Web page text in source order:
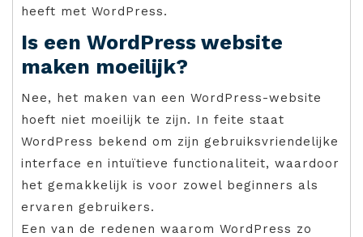
heeft met WordPress.
Is een WordPress website
maken moeilijk?
Nee, het maken van een WordPress-website
hoeft niet moeilijk te zijn. In feite staat
WordPress bekend om zijn gebruiksvriendelijke
interface en intuïtieve functionaliteit, waardoor
het gemakkelijk is voor zowel beginners als
ervaren gebruikers.
Een van de redenen waarom WordPress zo